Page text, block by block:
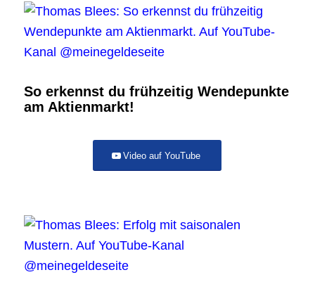
So erkennst du frühzeitig Wendepunkte
am Aktienmarkt!
Video auf YouTube